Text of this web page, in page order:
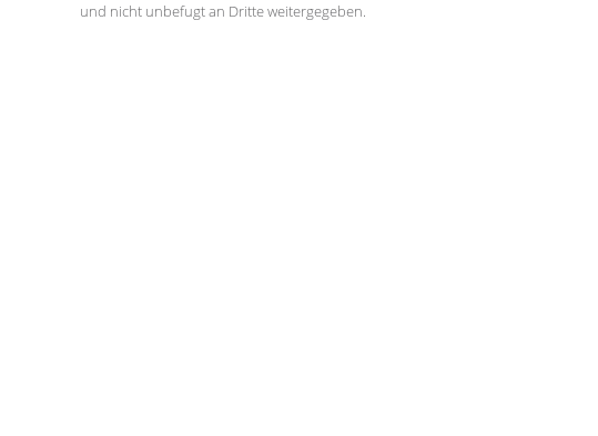
und nicht unbefugt an Dritte weitergegeben.